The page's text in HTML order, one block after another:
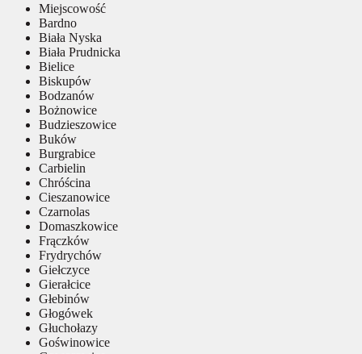
Miejscowość
Bardno
Biała Nyska
Biała Prudnicka
Bielice
Biskupów
Bodzanów
Bożnowice
Budzieszowice
Buków
Burgrabice
Carbielin
Chróścina
Cieszanowice
Czarnolas
Domaszkowice
Frączków
Frydrychów
Giełczyce
Gierałcice
Głebinów
Głogówek
Głuchołazy
Goświnowice